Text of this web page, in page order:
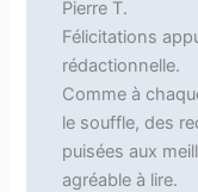
Pierre T.
Félicitations
rédactionnelle.
Comme à
le souffle, des
puisées aux
agréable à lire.